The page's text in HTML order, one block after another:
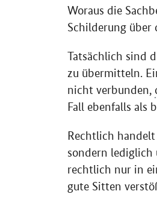
Woraus die
Schilderung
Tatsächlich sind
zu übermitteln.
nicht verbunden,
Fall ebenfalls als
Rechtlich
sondern lediglich
rechtlich nur in
gute Sitten